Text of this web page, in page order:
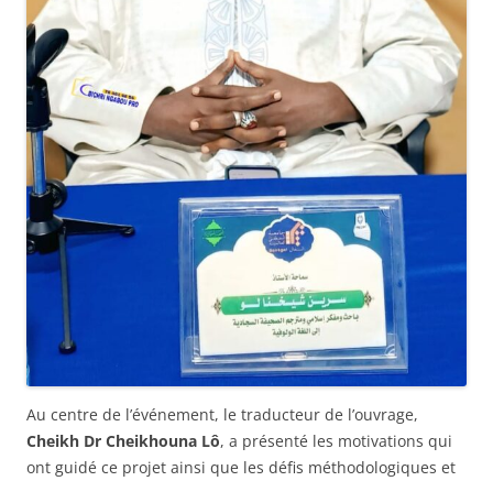
Au centre de l’événement, le traducteur de l’ouvrage,
Cheikh Dr Cheikhouna Lô, a présenté les motivations qui
ont guidé ce projet ainsi que les défis méthodologiques et